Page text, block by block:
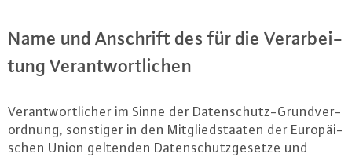
Name und Anschrift des für die Ver­ar­bei­
tung Ver­ant­wort­li­chen
Ver­ant­wort­li­cher im Sinne der Da­ten­schutz-Grund­ver­
ord­nung, sonstiger in den Mit­glied­staa­ten der Eu­ro­päi­
schen Union geltenden Da­ten­schutz­ge­set­ze und